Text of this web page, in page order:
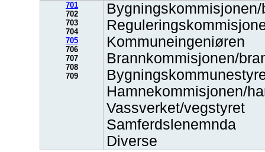
701
702
703
704
705
706
707
708
709
Kommuneingeniøren
Brannkommisjonen/
Hamnekommisjonen/
Vassverket/vegstyret
Samferdslenemnda
Diverse